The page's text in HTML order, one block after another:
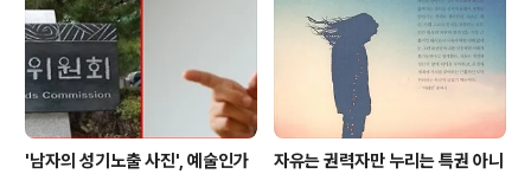
'남자의 성기노출 사진', 예술인가
자유는 권력자만 누리는 특권 아니